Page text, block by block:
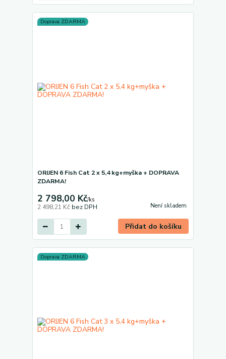
Doprava ZDARMA
ORIJEN 6 Fish Cat 2 x 5,4 kg+myška + DOPRAVA
ZDARMA!
2 798,00 Kč/ks
2 498,21 Kč bez DPH Není skladem
Přidat do košíku
Doprava ZDARMA